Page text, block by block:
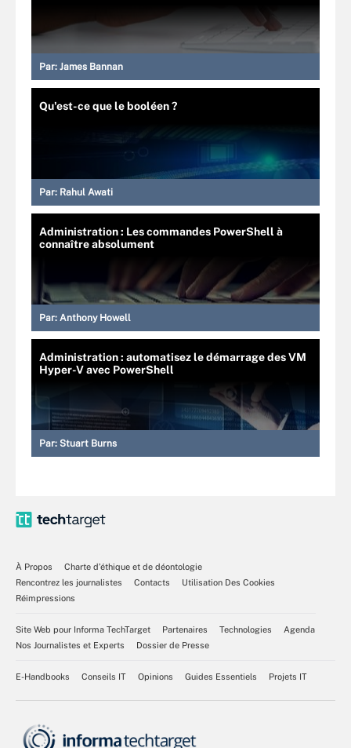
Par: James Bannan
Qu'est-ce que le booléen ?
Par: Rahul Awati
Administration : Les commandes PowerShell à
connaître absolument
Par: Anthony Howell
Administration : automatisez le démarrage des VM
Hyper-V avec PowerShell
Par: Stuart Burns
À Propos
Charte d’éthique et de déontologie
Rencontrez les journalistes
Contacts
Utilisation Des Cookies
Réimpressions
Site Web pour Informa TechTarget Partenaires Technologies
Agenda
Nos Journalistes et Experts
Dossier de Presse
E-Handbooks Conseils IT Opinions Guides Essentiels Projets IT